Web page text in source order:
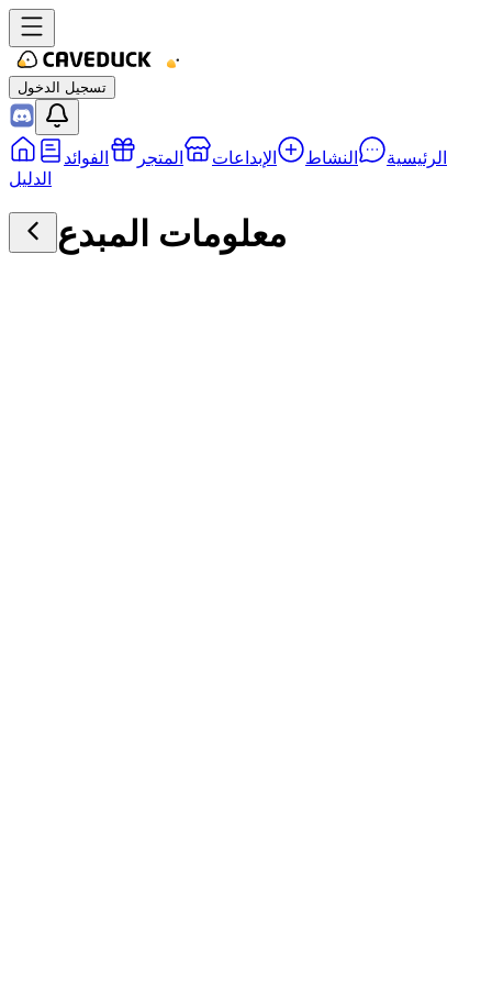
تسجيل الدخول
الرئيسية النشاط الإبداعات المتجر
الفوائد
الدليل
معلومات المبدع